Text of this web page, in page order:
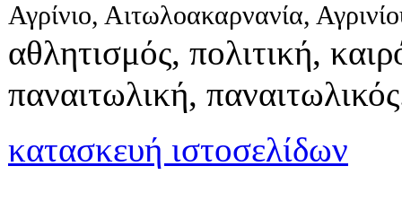
Αγρίνιο, Αιτωλοακαρνανία,
αθλητισμός, πολιτική,
παναιτωλική,
κατασκευή ιστοσελίδων